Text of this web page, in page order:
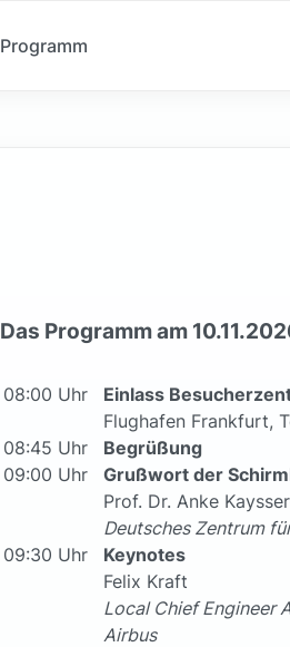
Programm
Das Programm am
08:00 Uhr
Einlass
Flughafen Frankfurt,
08:45 Uhr
Begrüßung
09:00 Uhr
Grußwort der
Prof. Dr. Anke
Deutsches Zentrum
09:30 Uhr
Keynotes
Felix Kraft
Local Chief Engineer
Airbus